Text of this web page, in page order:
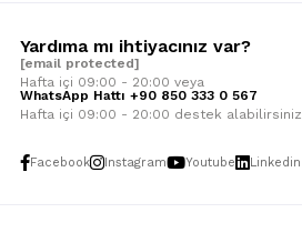
Yardıma mı ihtiyacınız var?
[email protected]
Hafta içi 09:00 - 20:00 veya
WhatsApp Hattı +90 850 333 0 567
Hafta içi 09:00 - 20:00 destek alabilirsiniz
Facebook Instagram Youtube Linkedin